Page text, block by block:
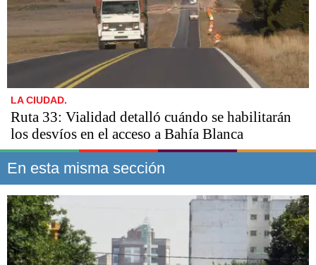
LA CIUDAD.
Ruta 33: Vialidad detalló cuándo se habilitarán
los desvíos en el acceso a Bahía Blanca
En esta misma sección